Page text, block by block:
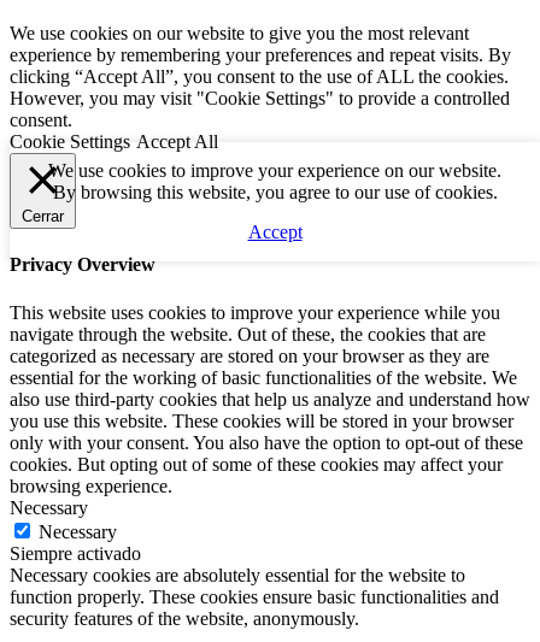
We use cookies to improve your experience on our website.
By browsing this website, you agree to our use of cookies.
Accept
We use cookies on our website to give you the most relevant
experience by remembering your preferences and repeat visits. By
clicking “Accept All”, you consent to the use of ALL the cookies.
However, you may visit "Cookie Settings" to provide a controlled
consent.
Cookie Settings Accept All
Cerrar
Privacy Overview
This website uses cookies to improve your experience while you
navigate through the website. Out of these, the cookies that are
categorized as necessary are stored on your browser as they are
essential for the working of basic functionalities of the website. We
also use third-party cookies that help us analyze and understand how
you use this website. These cookies will be stored in your browser
only with your consent. You also have the option to opt-out of these
cookies. But opting out of some of these cookies may affect your
browsing experience.
Necessary
Necessary
Siempre activado
Necessary cookies are absolutely essential for the website to
function properly. These cookies ensure basic functionalities and
security features of the website, anonymously.